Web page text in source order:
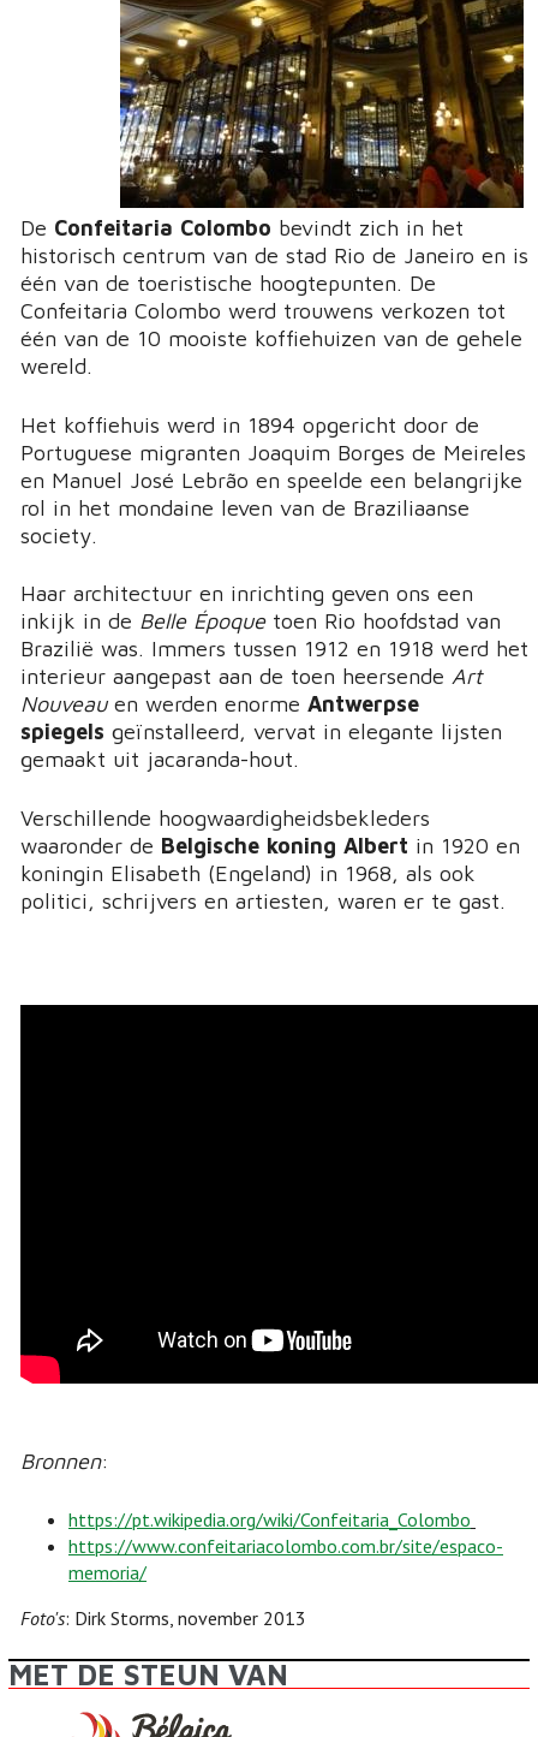
De Confeitaria Colombo bevindt zich in het
historisch centrum van de stad Rio de Janeiro en is
één van de toeristische hoogtepunten. De
Confeitaria Colombo werd trouwens verkozen tot
één van de 10 mooiste koffiehuizen van de gehele
wereld.
Het koffiehuis werd in 1894 opgericht door de
Portuguese migranten Joaquim Borges de Meireles
en Manuel José Lebrão en speelde een belangrijke
rol in het mondaine leven van de Braziliaanse
society.
Haar architectuur en inrichting geven ons een
inkijk in de Belle Époquetoen Rio hoofdstad van
Brazilië was. Immers tussen 1912 en 1918 werd het
interieur aangepast aan de toen heersende Art
Nouveau en werden enorme Antwerpse
spiegels geïnstalleerd, vervat in elegante lijsten
gemaakt uit jacaranda-hout.
Verschillende hoogwaardigheidsbekleders
waaronder de Belgische koning Albert in 1920 en
koningin Elisabeth (Engeland) in 1968, als ook
politici, schrijvers en artiesten, waren er te gast.
Bronnen:
https://pt.wikipedia.org/wiki/Confeitaria_Colombo
https://www.confeitariacolombo.com.br/site/espaco-
memoria/
Foto's: Dirk Storms, november 2013
MET DE STEUN VAN